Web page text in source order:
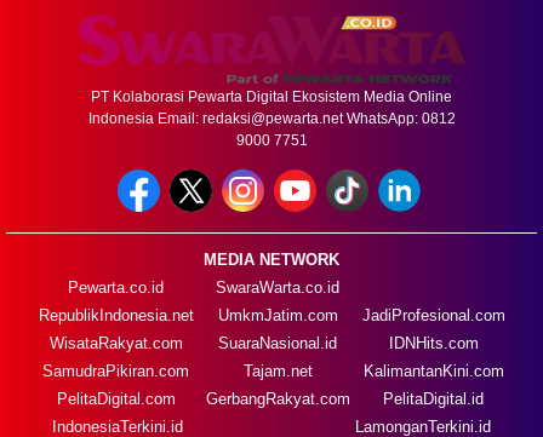
PT Kolaborasi Pewarta Digital Ekosistem Media Online
Indonesia Email: redaksi@pewarta.netWhatsApp: 0812
9000 7751
MEDIA NETWORK
Pewarta.co.id
RepublikIndonesia.net
WisataRakyat.com
SamudraPikiran.com
PelitaDigital.com
SwaraWarta.co.id
UmkmJatim.com
SuaraNasional.id
Tajam.net
GerbangRakyat.com
JadiProfesional.com
IDNHits.com
KalimantanKini.com
PelitaDigital.id
IndonesiaTerkini.id
LamonganTerkini.id